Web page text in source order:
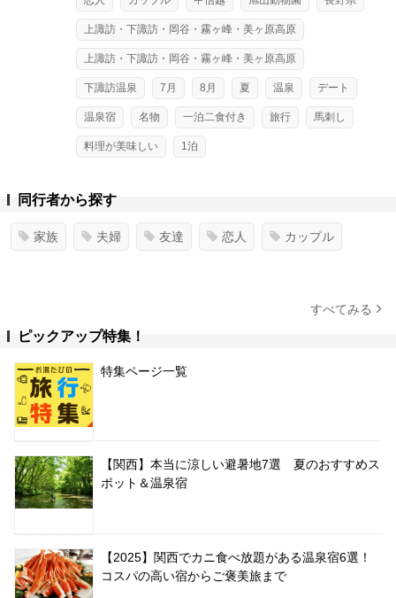
上諏訪・下諏訪・岡谷・霧ヶ峰・美ヶ原高原
上諏訪・下諏訪・岡谷・霧ヶ峰・美ヶ原高原
下諏訪温泉 7月 8月 夏 温泉 デート
温泉宿 名物 一泊二食付き 旅行 馬刺し
料理が美味しい 1泊
同行者から探す
家族 夫婦 友達 恋人 カップル
すべてみる
ピックアップ特集！
特集ページ一覧
【関西】本当に涼しい避暑地7選 夏のおすすめス
ポット＆温泉宿
【2025】関西でカニ食べ放題がある温泉宿6選！
コスパの高い宿からご褒美旅まで